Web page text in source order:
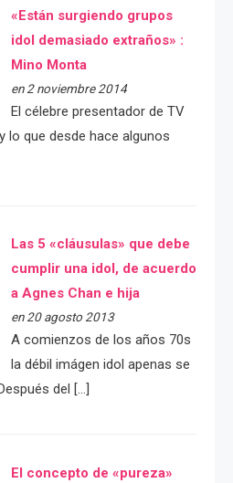
«Están surgiendo grupos
idol demasiado extraños» :
Mino Monta
en 2 noviembre 2014
El célebre presentador de TV
lo que desde hace algunos
Las 5 «cláusulas» que debe
cumplir una idol, de acuerdo
a Agnes Chan e hija
en 20 agosto 2013
A comienzos de los años 70s
la débil imágen idol apenas se
del […]
El concepto de «pureza»